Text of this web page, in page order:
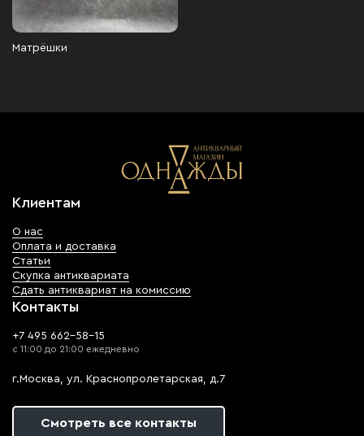
Матрёшки
Клиентам
О нас
Оплата и доставка
Статьи
Скупка антиквариата
Сдать антиквариат на комиссию
Контакты
+7 495 662-58-15
с 11:00 до 21:00 ежедневно
г.Москва, ул. Краснопролетарская, д.7
Смотреть все контакты